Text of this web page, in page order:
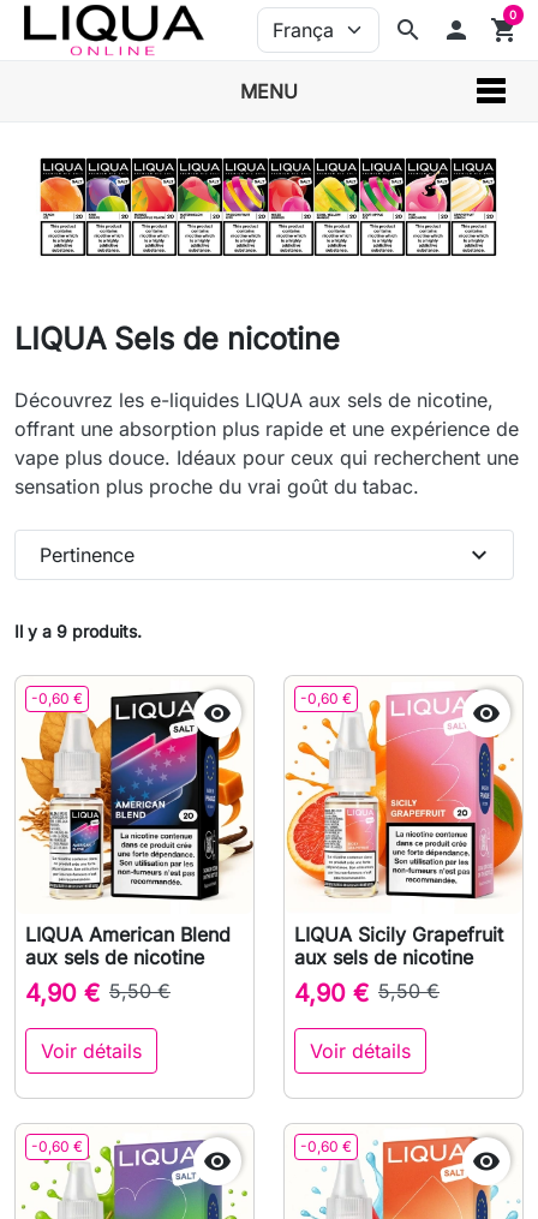
search person shopping_cart
0
MENU
LIQUA Sels de nicotine
Découvrez les e-liquides LIQUA aux sels de nicotine,
offrant une absorption plus rapide et une expérience de
vape plus douce. Idéaux pour ceux qui recherchent une
sensation plus proche du vrai goût du tabac.
Il y a 9 produits.
Pertinence expand_more
-0,60 € 
LIQUA American Blend
aux sels de nicotine
4,90 € 5,50 €
Voir détails
-0,60 € 
LIQUA Sicily Grapefruit
aux sels de nicotine
4,90 € 5,50 €
Voir détails
-0,60 €  -0,60 € 